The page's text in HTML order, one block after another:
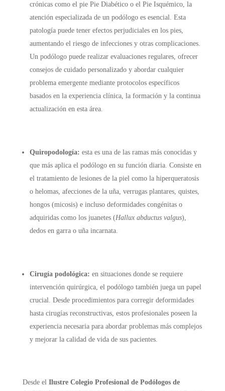
crónicas como el pie Pie Diabético o el Pie Isquémico, la
atención especializada de un podólogo es esencial. Esta
patología puede tener efectos perjudiciales en los pies,
aumentando el riesgo de infecciones y otras complicaciones.
Un podólogo puede realizar evaluaciones regulares, ofrecer
consejos de cuidado personalizado y abordar cualquier
problema emergente mediante protocolos específicos
basados en la experiencia clínica, la formación y la continua
actualización en esta área.
Quiropodología: esta es una de las ramas más conocidas y
que más aplica el podólogo en su función diaria. Consiste en
el tratamiento de lesiones de la piel como la hiperqueratosis
o helomas, afecciones de la uña, verrugas plantares, quistes,
hongos (micosis) e incluso deformidades congénitas o
adquiridas como los juanetes (Hallux abductus valgus),
dedos en garra o uña incarnata.
Cirugía podológica: en situaciones donde se requiere
intervención quirúrgica, el podólogo también juega un papel
crucial. Desde procedimientos para corregir deformidades
hasta cirugías reconstructivas, estos profesionales poseen la
experiencia necesaria para abordar problemas más complejos
y mejorar la calidad de vida de sus pacientes.
Desde elIlustre Colegio Profesional de Podólogos de